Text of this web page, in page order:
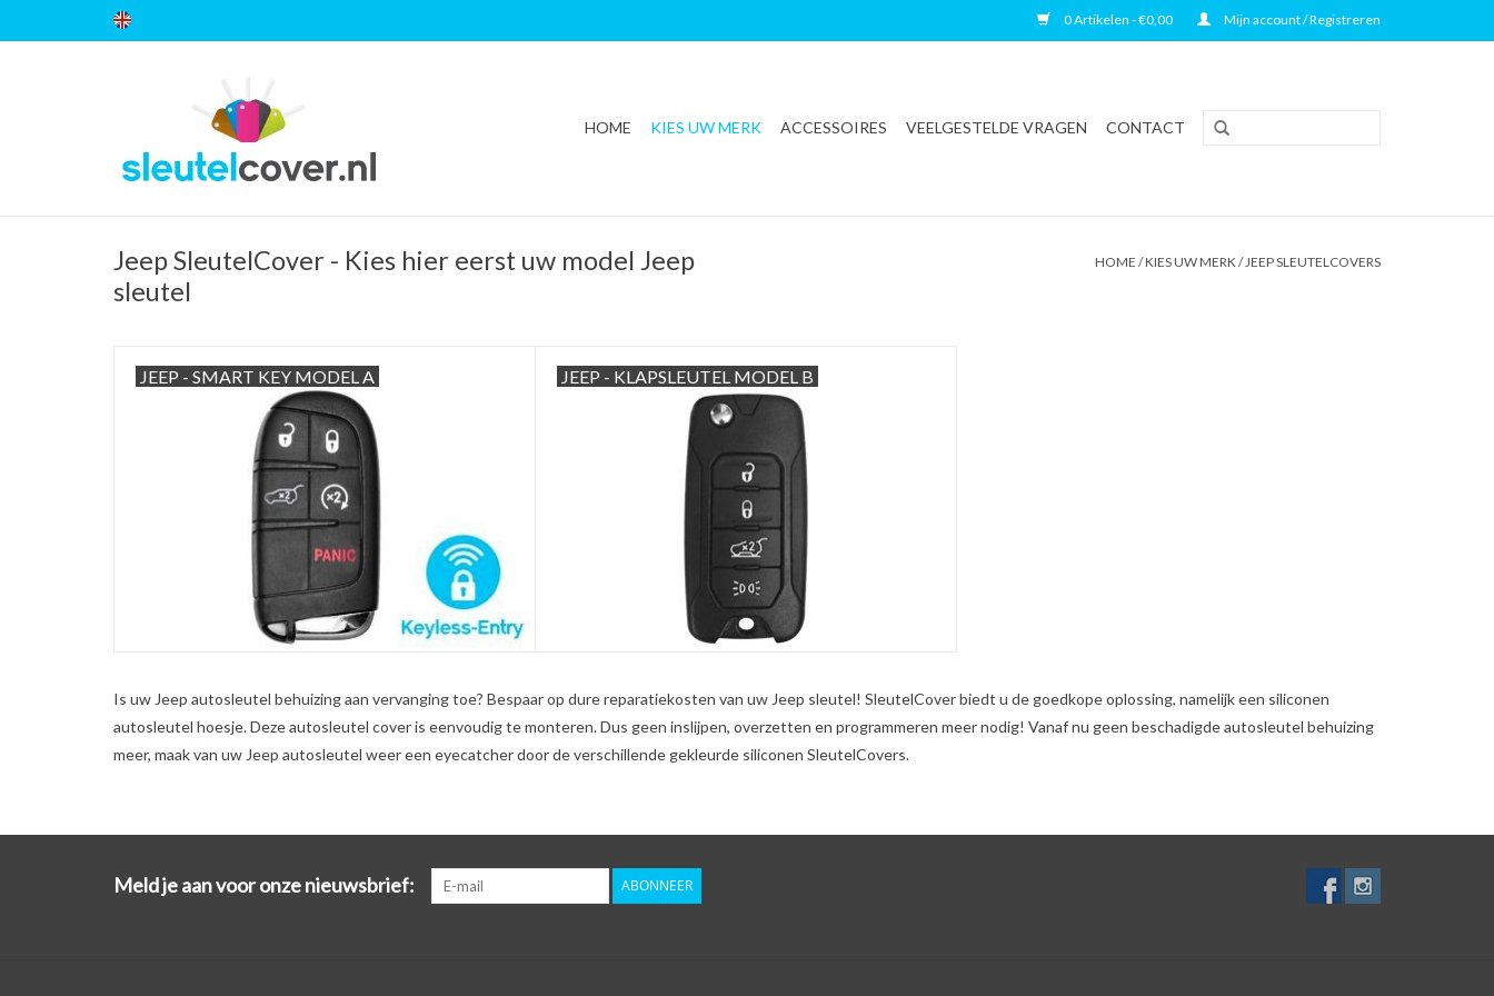
0 Artikelen - €0,00 Mijn account / Registreren
HOME KIES UW MERK ACCESSOIRES VEELGESTELDE VRAGEN CONTACT
Jeep SleutelCover - Kies hier eerst uw model Jeep
sleutel
HOME /KIES UW MERK/JEEP SLEUTELCOVERS
JEEP - SMART KEY MODEL A JEEP - KLAPSLEUTEL MODEL B
Is uw Jeep autosleutel behuizing aan vervanging toe? Bespaar op dure reparatiekosten van uw Jeep sleutel! SleutelCover biedt u de goedkope oplossing, namelijk een siliconen
autosleutel hoesje. Deze autosleutel cover is eenvoudig te monteren. Dus geen inslijpen, overzetten en programmeren meer nodig! Vanaf nu geen beschadigde autosleutel behuizing
meer, maak van uw Jeep autosleutel weer een eyecatcher door de verschillende gekleurde siliconen SleutelCovers.
Meld je aan voor onze nieuwsbrief: ABONNEER